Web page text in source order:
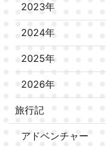
2023年
2024年
2025年
2026年
旅行記
アドベンチャー